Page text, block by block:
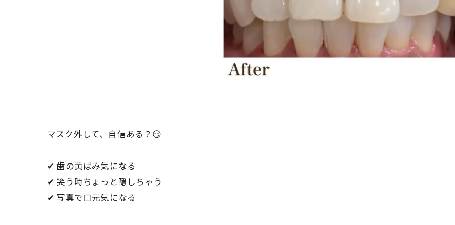
マスク外して、自信ある？😏
✔ 歯の黄ばみ気になる
✔ 笑う時ちょっと隠しちゃう
✔ 写真で口元気になる